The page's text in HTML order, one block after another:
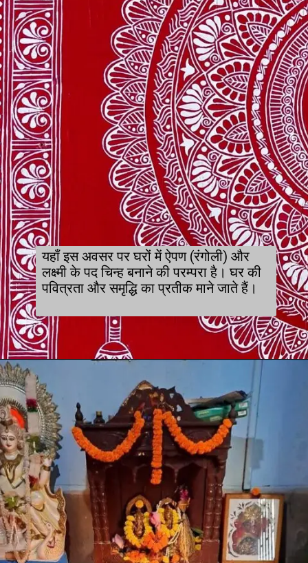
यहाँ इस अवसर पर घरों में ऐपण (रंगोली) और
लक्ष्मी के पद चिन्ह बनाने की परम्परा है। घर की
पवित्रता और समृद्धि का प्रतीक माने जाते हैं।